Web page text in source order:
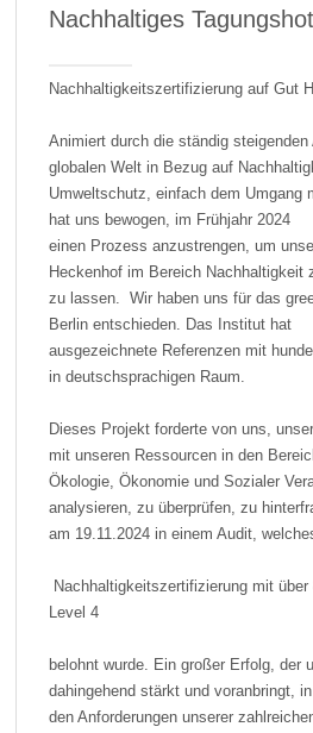
Nachhaltiges
Nachhaltigkeitszertifizierung auf Gut
Animiert durch die ständig steigenden
globalen Welt in Bezug auf
Umweltschutz, einfach dem Umgang
hat uns bewogen, im Frühjahr 2024
einen Prozess anzustrengen, um
Heckenhof im Bereich Nachhaltigkeit
zu lassen. Wir haben uns für das
Berlin entschieden. Das Institut hat
ausgezeichnete Referenzen mit
in deutschsprachigen Raum.
Dieses Projekt forderte von uns,
mit unseren Ressourcen in den
Ökologie, Ökonomie und Sozialer
analysieren, zu überprüfen, zu
am 19.11.2024 in einem Audit,
Nachhaltigkeitszertifizierung mit
Level 4
belohnt wurde. Ein großer Erfolg, der
dahingehend stärkt und voranbringt,
den Anforderungen unserer